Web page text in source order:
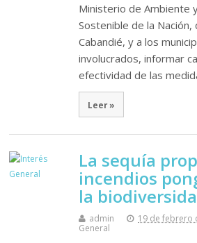
Ministerio de Ambiente
Sostenible de la Nación,
Cabandié, y a los
involucrados, informar
efectividad de las
Leer »
La sequía
incendios
la
admin 19 de febrero
General